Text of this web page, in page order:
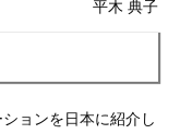
平木 典子
ョンを日本に紹介し